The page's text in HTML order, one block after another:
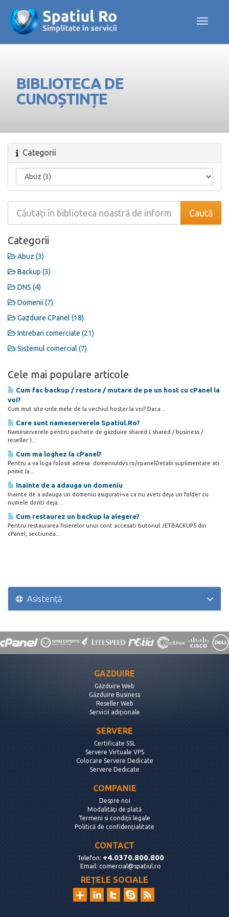
Toggle
BIBLIOTECA DE
CUNOȘTINȚE
Categorii
Categorii
Abuz (3)
Backup (3)
DNS (4)
Domenii (7)
Gazduire CPanel (18)
Intrebari comerciale (21)
Sistemul comercial (7)
Cele mai populare articole
Cum fac backup / restore / mutare de pe un host cu cPanel la
voi?
Cum mut site-urile mele de la vechiul hoster la voi? Daca...
Care sunt nameserverele Spatiul.Ro?
Nameserverele pentru pachete de gazduire shared ( shared / business /
reseller )...
Cum ma loghez la cPanel?
Pentru a va loga folosit adresa: domeniuldvs.ro/cpanelDetalii suplimentare ati
primit la...
Inainte de a adauga un domeniu
Inainte de a adauga un domeniu asigurati-va ca nu aveti deja un folder cu
numele doriti deja...
Cum restaurez un backup la alegere?
Pentru restaurarea fisierelor unui cont accesati butonul JETBACKUP5 din
cPanel, sectiunea...
Asistență
GAZDUIRE
Găzduire Web
Găzduire Business
Reseller Web
Servicii adiționale
SERVERE
Certificate SSL
Servere Virtuale VPS
Colocare Servere Dedicate
Servere Dedicate
COMPANIE
Despre noi
Modalități de plată
Termeni si condiții legale
Politică de confidențialitate
CONTACT
Telefon: +4.0370.800.800
Email: comercial@spatiul.ro
REȚELE SOCIALE